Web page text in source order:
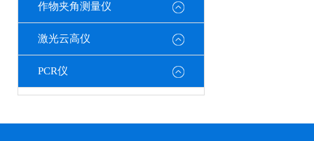
作物夹角测量仪
激光云高仪
PCR仪